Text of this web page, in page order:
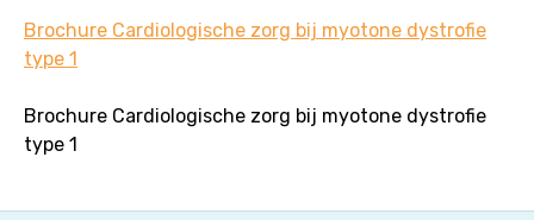
Brochure Cardiologische zorg bij myotone dystrofie
type 1
Brochure Cardiologische zorg bij myotone dystrofie
type 1